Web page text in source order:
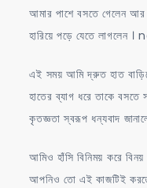
আমার পাশে বসতে গেলেন আর
হারিয়ে পড়ে যেতে
এই সময় আমি দ্রুত হাত
হাতের ব্যাগ ধরে তাকে
কৃতজ্ঞতা স্বরূপ ধন্যবাদ
আমিও হাঁসি বিনিময় করে
আপনিও তো এই কাজটিই